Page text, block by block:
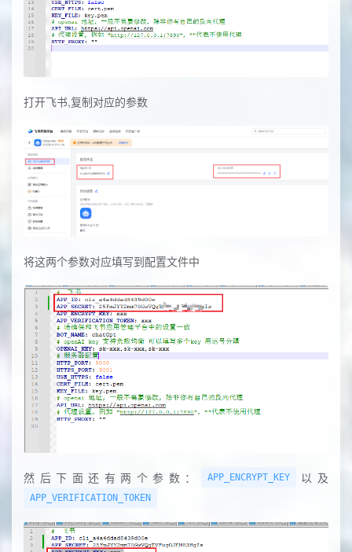
打开飞书,复制对应的参数
将这两个参数对应填写到配置文件中
然后下面还有两个参数： APP_ENCRYPT_KEY 以及
APP_VERIFICATION_TOKEN